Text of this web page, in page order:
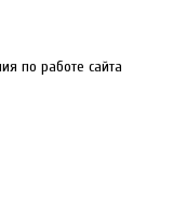
по работе сайта